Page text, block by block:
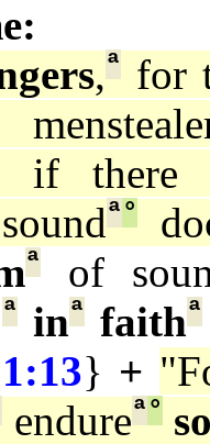
,ª
for
if there
ª°
ª
of
ª inªfaithª
} +
endureª°